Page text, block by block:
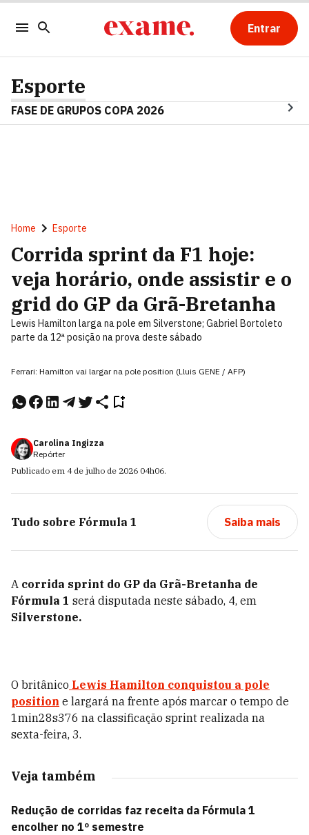
Entrar
Esporte
FASE DE GRUPOS COPA 2026
Home Esporte
Corrida sprint da F1 hoje:
veja horário, onde assistir e o
grid do GP da Grã-Bretanha
Lewis Hamilton larga na pole em Silverstone; Gabriel Bortoleto
parte da 12ª posição na prova deste sábado
Ferrari: Hamilton vai largar na pole position (Lluis GENE / AFP)
Carolina Ingizza
Repórter
Publicado em 4 de julho de 2026 04h06.
Tudo sobre Fórmula 1 Saiba mais
A corrida sprint do GP da Grã-Bretanha de
Fórmula 1 será disputada neste sábado, 4, em
Silverstone.
O britânico Lewis Hamilton conquistou a pole
position e largará na frente após marcar o tempo de
1min28s376 na classificação sprint realizada na
sexta-feira, 3.
Veja também
Redução de corridas faz receita da Fórmula 1
encolher no 1º semestre